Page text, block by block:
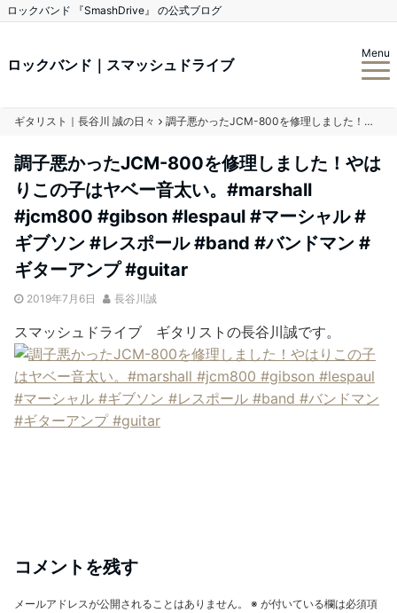
ロックバンド 『SmashDrive』 の公式ブログ
ロックバンド｜スマッシュドライブ
Menu
ギタリスト｜長谷川 誠の日々 調子悪かったJCM-800を修理しました！やはりこの子はヤベー音太い。#marshall #jcm800 #gibson #lespaul #マーシャル #ギブソン #レスポール #band #バンドマン #ギターアンプ #guitar
調子悪かったJCM-800を修理しました！やは
りこの子はヤベー音太い。#marshall
#jcm800 #gibson #lespaul #マーシャル #
ギブソン #レスポール #band #バンドマン #
ギターアンプ #guitar
2019年7月6日 長谷川誠
スマッシュドライブ ギタリストの長谷川誠です。
コメントを残す
メールアドレスが公開されることはありません。 ※ が付いている欄は必須項